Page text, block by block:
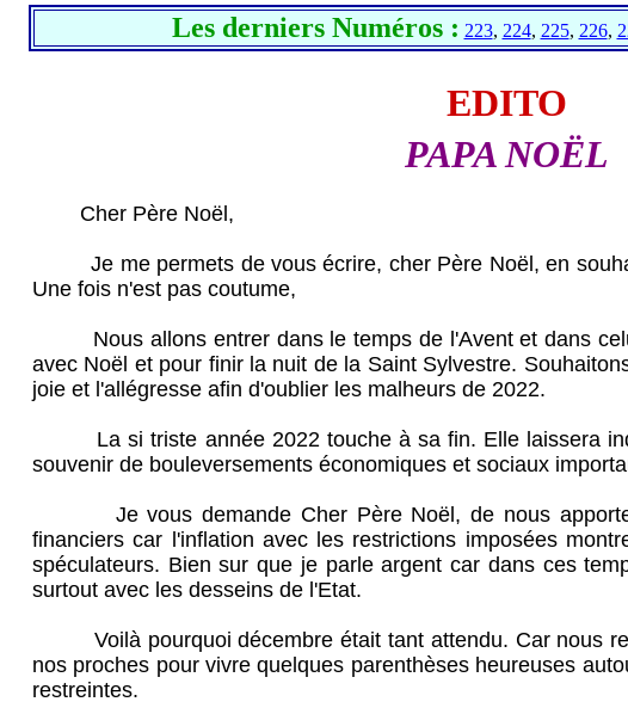
Les derniers Numéros : 223, 224, 225, 226,
EDITO
PAPA NOËL
Cher Père Noël,
Je me permets de vous écrire, cher Père Noël, en
Une fois n'est pas coutume,
Nous allons entrer dans le temps de l'Avent et dans
avec Noël et pour finir la nuit de la Saint Sylvestre.
joie et l'allégresse afin d'oublier les malheurs de 2022.
La si triste année 2022 touche à sa fin. Elle laissera
souvenir de bouleversements économiques et sociaux
Je vous demande Cher Père Noël, de nous apporter
financiers car l'inflation avec les restrictions imposées
spéculateurs. Bien sur que je parle argent car dans ces
surtout avec les desseins de l'Etat.
Voilà pourquoi décembre était tant attendu. Car nous
nos proches pour vivre quelques parenthèses heureuses
restreintes.